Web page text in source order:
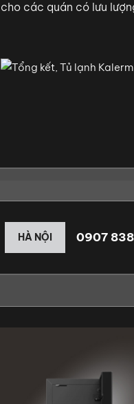
cho các quán có lưu
HÀ NỘI 0907